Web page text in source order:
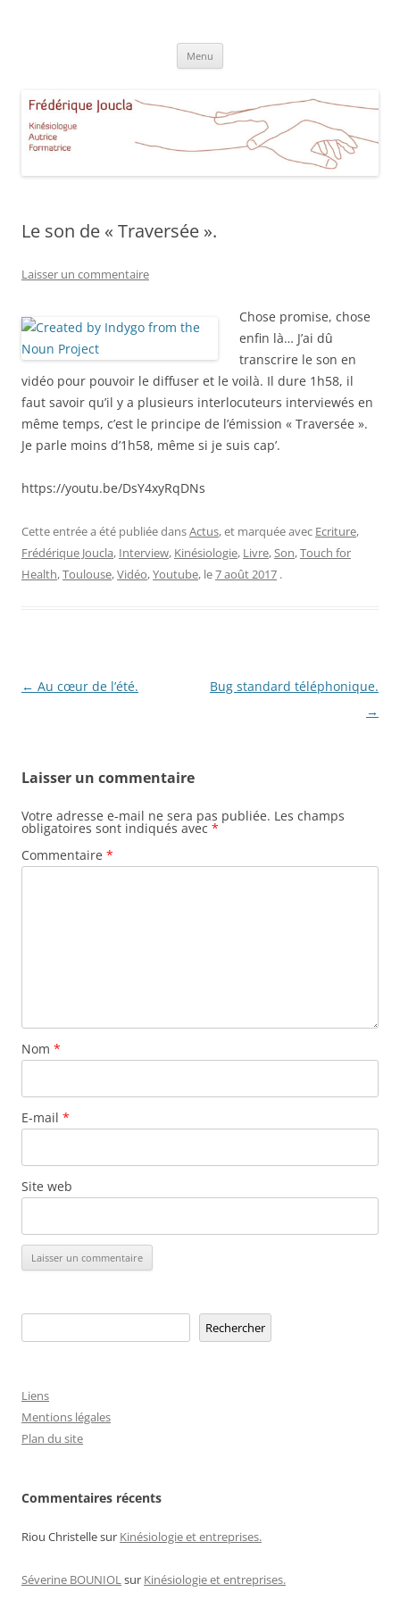
Aucamville Toulouse
Menu
Le son de « Traversée ».
Laisser un commentaire
Chose promise, chose
enfin là… J’ai dû
transcrire le son en
vidéo pour pouvoir le diffuser et le voilà. Il dure 1h58, il
faut savoir qu’il y a plusieurs interlocuteurs interviewés en
même temps, c’est le principe de l’émission « Traversée ».
Je parle moins d’1h58, même si je suis cap’.
https://youtu.be/DsY4xyRqDNs
Cette entrée a été publiée dansActus, et marquée avec Ecriture,
Frédérique Joucla, Interview, Kinésiologie, Livre,Son,Touch for
Health,Toulouse,Vidéo,Youtube, le7 août 2017 .
Navigation
← Au cœur de l’été.
Bug standard téléphonique.
→
Laisser un commentaire
Votre adresse e-mail ne sera pas publiée. Les champs
obligatoires sont indiqués avec *
Commentaire *
Nom *
E-mail *
Site web
Rechercher
Liens
Mentions légales
Plan du site
Commentaires récents
Riou Christellesur Kinésiologie et entreprises.
Séverine BOUNIOLsur Kinésiologie et entreprises.